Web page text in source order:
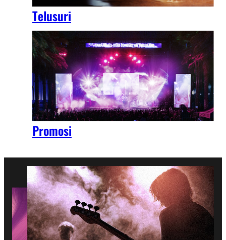
Telusuri
Promosi